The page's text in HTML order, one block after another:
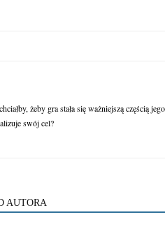
żeby gra stała się ważniejszą częścią
swój cel?
AUTORA